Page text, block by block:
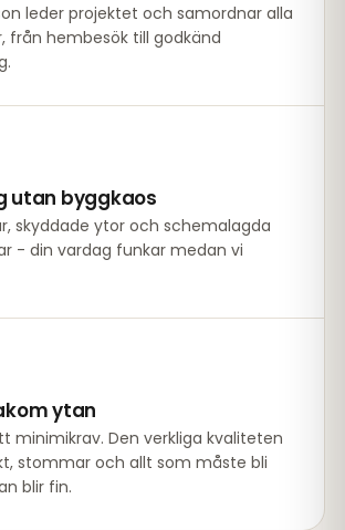
leder projektet och samordnar alla
från hembesök till godkänd
utan byggkaos
skyddade ytor och schemalagda
- din vardag funkar medan vi
ytan
minimikrav. Den verkliga kvaliteten
stommar och allt som måste bli
blir fin.